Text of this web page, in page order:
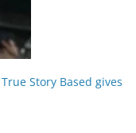
Story Based gives